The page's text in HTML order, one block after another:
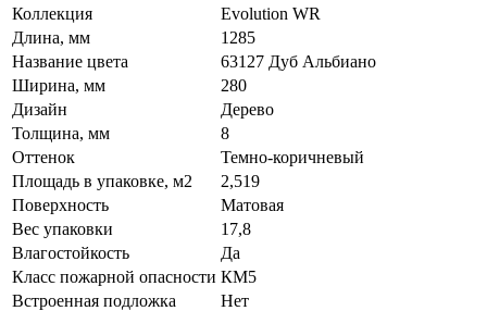
Коллекция
Evolution WR
Длина, мм
1285
Название цвета
63127 Дуб Альбиано
Ширина, мм
280
Дизайн
Дерево
Толщина, мм
8
Оттенок
Темно-коричневый
Площадь в упаковке, м2
2,519
Поверхность
Матовая
Вес упаковки
17,8
Влагостойкость
Да
Класс пожарной опасности КМ5
Встроенная подложка
Нет